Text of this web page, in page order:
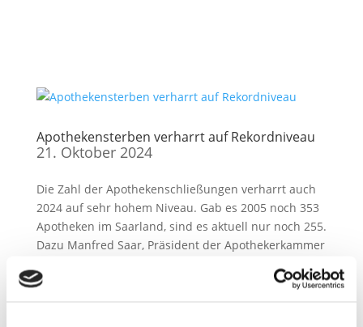
Apothekensterben verharrt auf Rekordniveau
21. Oktober 2024
Die Zahl der Apothekenschließungen verharrt auch
2024 auf sehr hohem Niveau. Gab es 2005 noch 353
Apotheken im Saarland, sind es aktuell nur noch 255.
Dazu Manfred Saar, Präsident der Apothekerkammer
Apothekenschließungen verharrt...